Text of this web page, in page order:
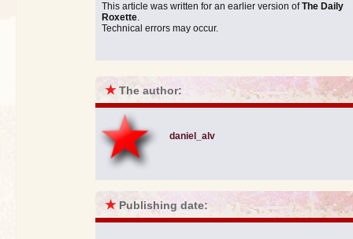
This article was written for an earlier version ofThe Daily
Roxette.
Technical errors may occur.
★The author:
daniel_alv
★ Publishing date: